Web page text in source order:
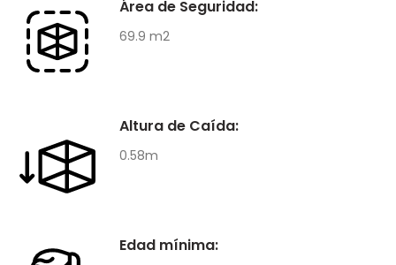
Área de Seguridad:
69.9 m2
Altura de Caída:
0.58m
Edad mínima: